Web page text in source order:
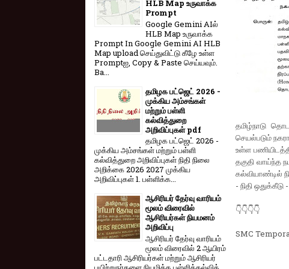
தமிழ்நாடு
செயல்படும்
உள்ள
தகுதி வாய்ந்த
கல்வியாண்டில்
- நிதி
👇👇👇👇
SMC
HLB Map உருவாக்க
Prompt
Google Gemini AIல்
HLB Map உருவாக்க
Prompt In Google Gemini AI HLB
Map upload செய்துவிட்டு கீழே உள்ள
Promptஐ, Copy & Paste செய்யவும்.
Ba...
தமிழக பட்ஜெட் 2026 -
முக்கிய அம்சங்கள்
மற்றும் பள்ளி
கல்வித்துறை
அறிவிப்புகள் pdf
தமிழக பட்ஜெட் 2026 -
முக்கிய அம்சங்கள் மற்றும் பள்ளி
கல்வித்துறை அறிவிப்புகள் நிதி நிலை
அறிக்கை 2026 2027 முக்கிய
அறிவிப்புகள் 1. பள்ளிக்க...
ஆசிரியர் தேர்வு வாரியம்
மூலம் விரைவில்
ஆசிரியர்கள் நியமனம்
அறிவிப்பு
ஆசிரியர் தேர்வு வாரி​யம்
மூலம் விரை​வில் 2 ஆயிரம்
பட்​ட​தாரி ஆசிரியர்​கள் மற்​றும் ஆசிரியர்